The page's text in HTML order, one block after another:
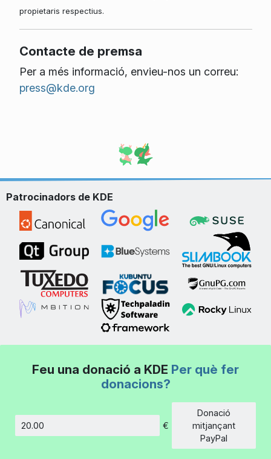
propietaris respectius.
Contacte de premsa
Per a més informació, envieu-nos un correu:
press@kde.org
Patrocinadors de KDE
Feu una donació a KDE Per què fer
donacions?
€
Donació
mitjançant
PayPal